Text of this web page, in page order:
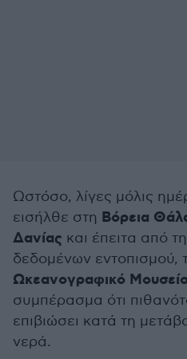
Ωστόσο, λίγες μόλις
εισήλθε στη Βόρεια
Δανίας και έπειτα από
δεδομένων εντοπισμού,
Ωκεανογραφικό
συμπέρασμα ότι
επιβιώσει κατά τη
νερά.